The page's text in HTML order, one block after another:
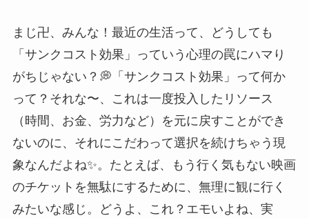
まじ卍、みんな！最近の生活って、どうしても
「サンクコスト効果」っていう心理の罠にハマり
がちじゃない？💭「サンクコスト効果」って何か
って？それな〜、これは一度投入したリソース
（時間、お金、労力など）を元に戻すことができ
ないのに、それにこだわって選択を続けちゃう現
象なんだよね✨。たとえば、もう行く気もない映画
のチケットを無駄にするために、無理に観に行く
みたいな感じ。どうよ、これ？エモいよね、実